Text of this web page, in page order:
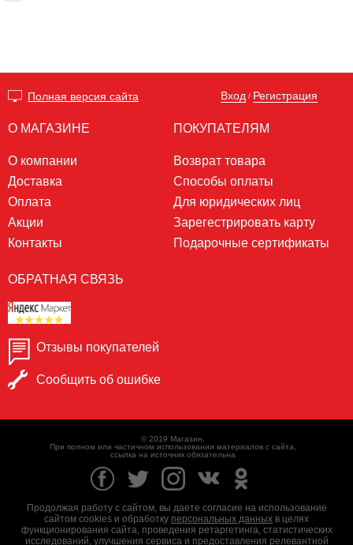
Полная версия сайта Вход / Регистрация
О МАГАЗИНЕ
О компании
Доставка
Оплата
Акции
Контакты
ПОКУПАТЕЛЯМ
Возврат товара
Способы оплаты
Для юридических лиц
Зарегестрировать карту
Подарочные сертификаты
ОБРАТНАЯ СВЯЗЬ
Отзывы покупателей
Сообщить об ошибке
© 2019 Магазин.
При полном или частичном использовании материалов с сайта,
ссылка на источник обязательна
Продолжая работу с сайтом, вы даете согласие на использование
сайтом cookies и обработку персональных данных в целях
функционирования сайта, проведения ретаргетинга, статистических
исследований, улучшения сервиса и предоставления релевантной